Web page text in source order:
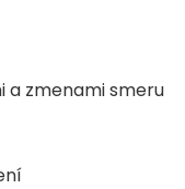
a zmenami smeru